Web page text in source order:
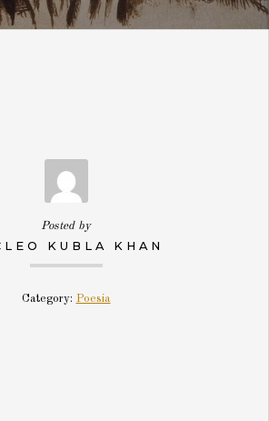
Posted by
KUBLA KHAN
Category: Poesia